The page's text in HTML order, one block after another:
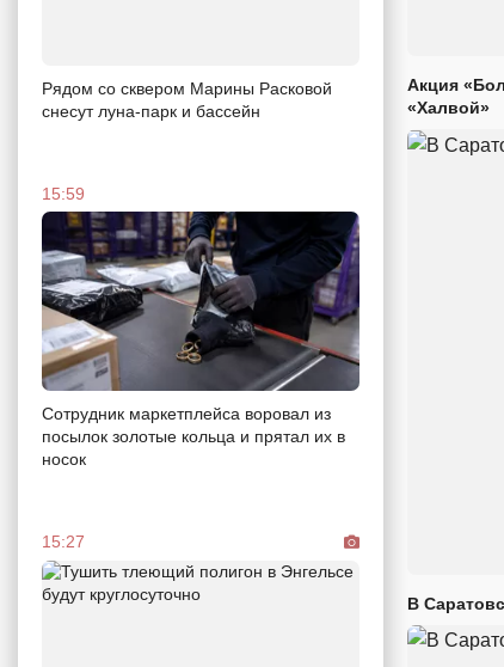
Рядом со сквером Марины Расковой
снесут луна-парк и бассейн
15:59
Сотрудник маркетплейса воровал из
посылок золотые кольца и прятал их в
носок
15:27
Акция
«Халвой»
В